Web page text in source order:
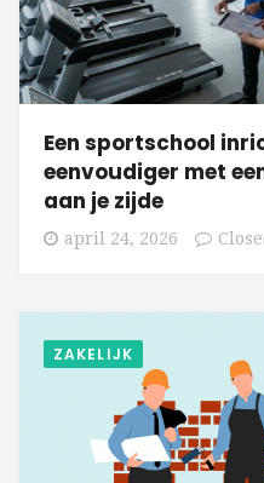
Een sportschool
eenvoudiger met
aan je zijde
april 24, 2026
ZAKELIJK